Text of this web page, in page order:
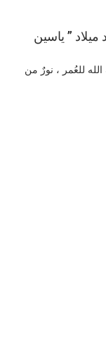
ميلاد ” ياسين
للعُمر ، نورٌ من